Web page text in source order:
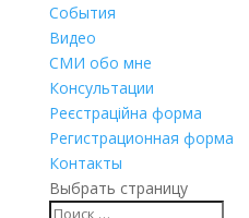
События
Видео
СМИ обо мне
Консультации
Реєстраційна форма
Регистрационная форма
Контакты
Выбрать страницу